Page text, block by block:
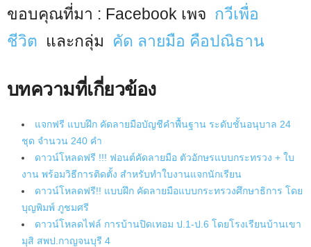
ขอบคุณที่มา : Facebook เพจ กวีเพื่อ
ชีวิต และกลุ่ม คัด ลายมือ คือปณิธาน
บทความที่เกี่ยวข้อง
แจกฟรี แบบฝึก คัดลายมือบัญชีคำพื้นฐาน ระดับชั้นอนุบาล 24
ชุด จำนวน 240 คำ
ดาวน์โหลดฟรี !!! ฟอนต์คัดลายมือ ตัวอักษรแบบกระทรวง + ใบ
งาน พร้อมวิธีการติดตั้ง สำหรับทำใบงานแจกนักเรียน
ดาวน์โหลดฟรี!! แบบฝึก คัดลายมือแบบกระทรวงศึกษาธิการ โดย
บุญพิมพ์ ภูชมศรี
ดาวน์โหลดไฟล์ การบ้านปิดเทอม ป.1-ป.6 โดยโรงเรียนบ้านเขา
มุสิ สพป.กาญจนบุรี 4